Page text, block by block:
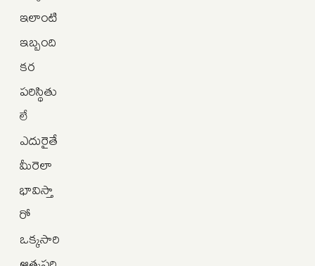
ఇలాంటి
ఇబ్బంది
కర
పరిస్థితు
లే
ఎదురైతే
మీరెలా
భావిస్తా
రో
ఒక్కసారి